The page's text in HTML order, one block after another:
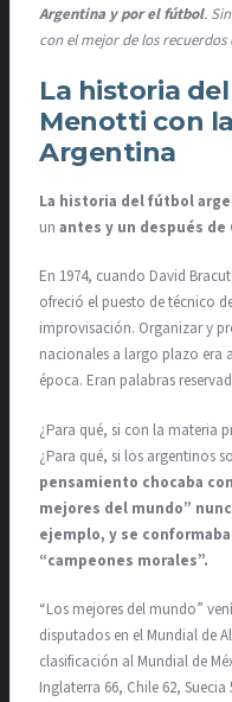
Argentina y por el fútbol.
con el mejor de los recuerdos
La historia
Menotti con
Argentina
La historia del fútbol
un antes y un después de
En 1974, cuando David
ofreció el puesto de técnico
improvisación. Organizar y
nacionales a largo plazo era
época. Eran palabras
¿Para qué, si con la materia
¿Para qué, si los argentinos
pensamiento chocaba
mejores del mundo”
ejemplo, y se
“campeones morales”.
“Los mejores del mundo”
disputados en el Mundial de
clasificación al Mundial de
Inglaterra 66, Chile 62,